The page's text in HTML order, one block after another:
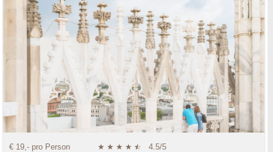
€ 19,- pro Person ★ ★ ★ ★ ★
☆ 4.5/5